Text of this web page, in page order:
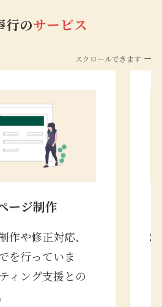
行のサービス
スクロールできます
ージ制作
作や修正対応、
を行っていま
ィング支援との